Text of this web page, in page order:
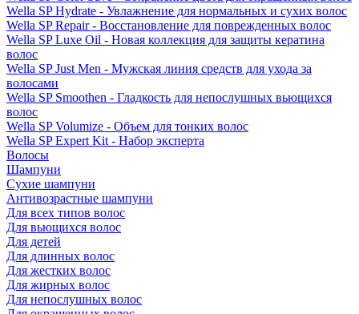
Wella SP Hydrate - Увлажнение для нормальных и сухих волос
Wella SP Repair - Восстановление для поврежденных волос
Wella SP Luxe Oil - Новая коллекция для защиты кератина
волос
Wella SP Just Men - Мужская линия средств для ухода за
волосами
Wella SP Smoothen - Гладкость для непослушных вьющихся
волос
Wella SP Volumize - Объем для тонких волос
Wella SP Expert Kit - Набор эксперта
Волосы
Шампуни
Сухие шампуни
Антивозрастные шампуни
Для всех типов волос
Для вьющихся волос
Для детей
Для длинных волос
Для жестких волос
Для жирных волос
Для непослушных волос